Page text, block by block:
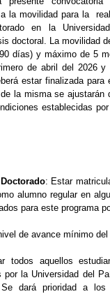
la movilidad para la
en la
doctoral. La movilidad
días) y máximo de 5
de abril del 2026
estar finalizada
la misma se ajustarán
establecidas
: Estar
alumno regular en
para este programa
de avance mínimo
todos aquellos
por la Universidad del
dará prioridad a los